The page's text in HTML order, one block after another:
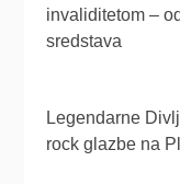
invaliditetom –
sredstava
Legendarne
rock glazbe na